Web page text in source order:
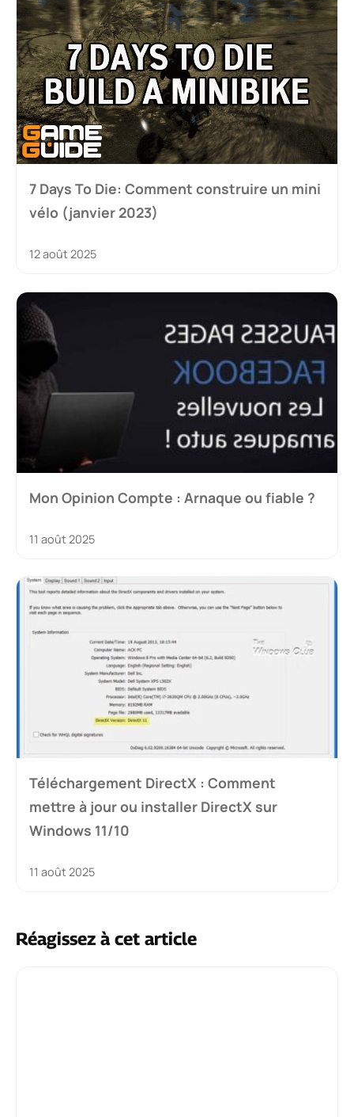
7 Days To Die: Comment construire un mini
vélo (janvier 2023)
12 août 2025
Mon Opinion Compte : Arnaque ou fiable ?
11 août 2025
Téléchargement DirectX : Comment
mettre à jour ou installer DirectX sur
Windows 11/10
11 août 2025
Réagissez à cet article